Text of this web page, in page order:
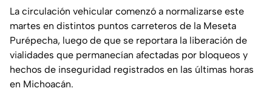
La circulación vehicular comenzó a normalizarse este
martes en distintos puntos carreteros de la Meseta
Purépecha, luego de que se reportara la liberación de
vialidades que permanecían afectadas por bloqueos y
hechos de inseguridad registrados en las últimas horas
en Michoacán.